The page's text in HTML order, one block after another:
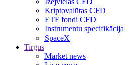
Kriptovalūtas CFD
ETF fondi CFD
Instrumentu specifikācija
SpaceX
Tirgus
Market news